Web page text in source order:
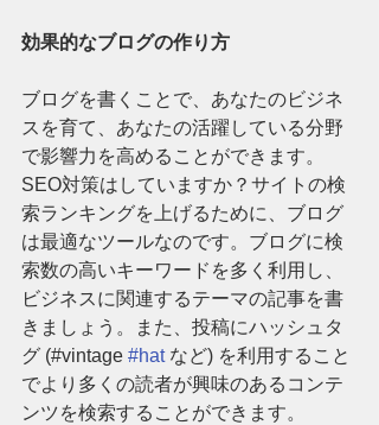
効果的なブログの作り方
ブログを書くことで、あなたのビジネ
スを育て、あなたの活躍している分野
で影響力を高めることができます。
SEO対策はしていますか？サイトの検
索ランキングを上げるために、ブログ
は最適なツールなのです。ブログに検
索数の高いキーワードを多く利用し、
ビジネスに関連するテーマの記事を書
きましょう。また、投稿にハッシュタ
グ (#vintage #hat など) を利用すること
でより多くの読者が興味のあるコンテ
ンツを検索することができます。